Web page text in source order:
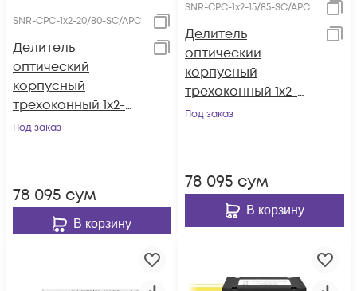
SNR-CPC-1x2-20/80-SC/APC
Делитель
оптический
корпусный
трехоконный 1х2-
20/80 SC/APC
Под заказ
78 095 сум
В корзину
SNR-CPC-1x2-15/85-SC/APC
Делитель
оптический
корпусный
трехоконный 1х2-
15/85 SC/APC
Под заказ
78 095 сум
В корзину